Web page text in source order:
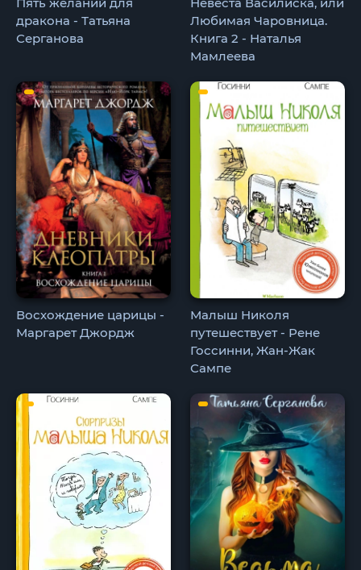
Пять желаний для
дракона - Татьяна
Серганова
Невеста Василиска, или
Любимая Чаровница.
Книга 2 - Наталья
Мамлеева
Восхождение царицы -
Маргарет Джордж
Малыш Николя
путешествует - Рене
Госсинни, Жан-Жак
Сампе